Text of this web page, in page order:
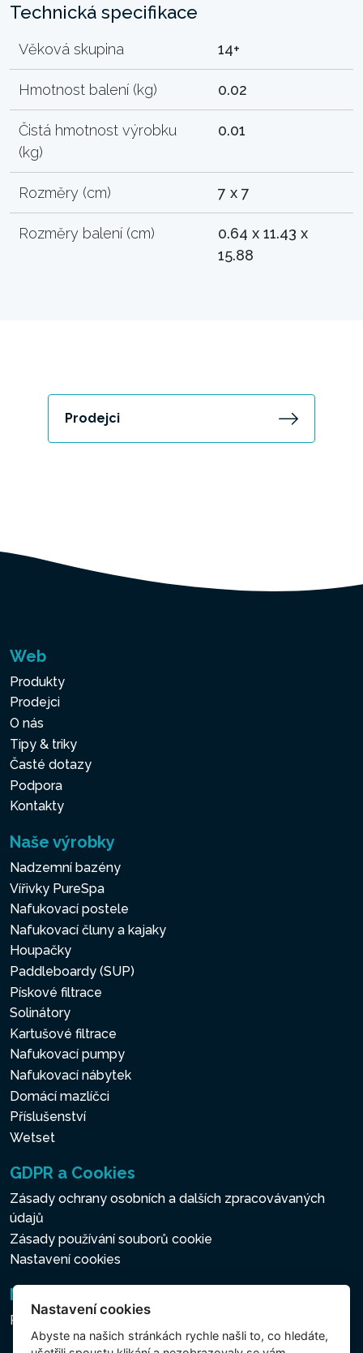
Technická specifikace
Věková skupina 14+
Hmotnost balení (kg) 0.02
Čistá hmotnost výrobku
(kg)
0.01
Rozměry (cm) 7 x 7
Rozměry balení (cm)
0.64 x 11.43 x
15.88
Prodejci
Web
Produkty
Prodejci
O nás
Tipy & triky
Časté dotazy
Podpora
Kontakty
Naše výrobky
Nadzemní bazény
Vířivky PureSpa
Nafukovací postele
Nafukovací čluny a kajaky
Houpačky
Paddleboardy (SUP)
Pískové filtrace
Solinátory
Kartušové filtrace
Nafukovací pumpy
Nafukovací nábytek
Domácí mazlíčci
Příslušenství
Wetset
GDPR a Cookies
Zásady ochrany osobních a dalších zpracovávaných
údajů
Zásady používání souborů cookie
Nastavení cookies
Newsletter
Přihlášení k odběru novinek
Nastavení cookies
Abyste na našich stránkách rychle našli to, co hledáte,